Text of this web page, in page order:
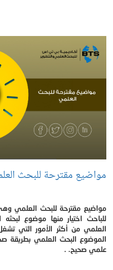
مواضيع مقترحة للبحث
مواضيع مقترحة للبحث العلمي
للباحث اختيار منها موضوع
العلمي من أكثر الأمور التي
الموضوع البحث العلمي بطريقة
علمي صحيح. .